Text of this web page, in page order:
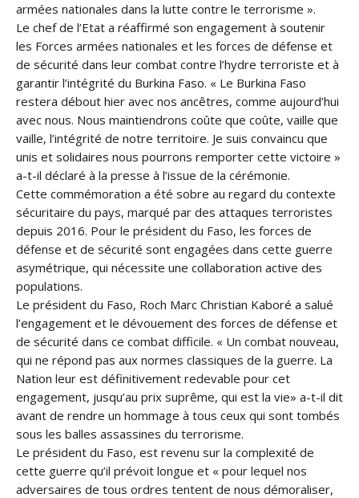
armées nationales dans la lutte contre le terrorisme ».
Le chef de l’Etat a réaffirmé son engagement à soutenir
les Forces armées nationales et les forces de défense et
de sécurité dans leur combat contre l’hydre terroriste et à
garantir l’intégrité du Burkina Faso. « Le Burkina Faso
restera débout hier avec nos ancêtres, comme aujourd’hui
avec nous. Nous maintiendrons coûte que coûte, vaille que
vaille, l’intégrité de notre territoire. Je suis convaincu que
unis et solidaires nous pourrons remporter cette victoire »
a-t-il déclaré à la presse à l’issue de la cérémonie.
Cette commémoration a été sobre au regard du contexte
sécuritaire du pays, marqué par des attaques terroristes
depuis 2016. Pour le président du Faso, les forces de
défense et de sécurité sont engagées dans cette guerre
asymétrique, qui nécessite une collaboration active des
populations.
Le président du Faso, Roch Marc Christian Kaboré a salué
l’engagement et le dévouement des forces de défense et
de sécurité dans ce combat difficile. « Un combat nouveau,
qui ne répond pas aux normes classiques de la guerre. La
Nation leur est définitivement redevable pour cet
engagement, jusqu’au prix suprême, qui est la vie» a-t-il dit
avant de rendre un hommage à tous ceux qui sont tombés
sous les balles assassines du terrorisme.
Le président du Faso, est revenu sur la complexité de
cette guerre qu’il prévoit longue et « pour lequel nos
adversaires de tous ordres tentent de nous démoraliser,